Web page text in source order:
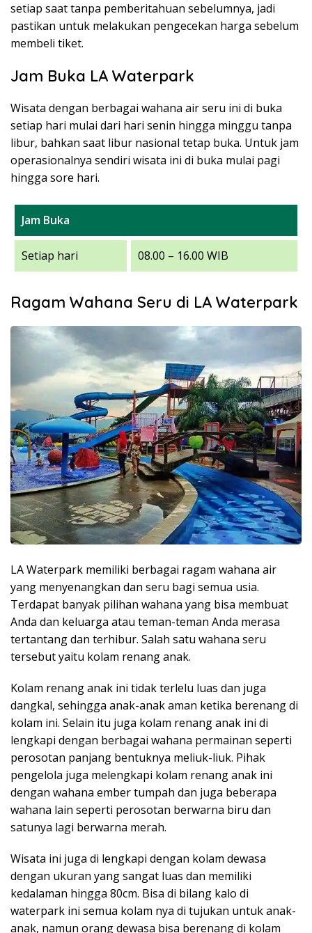
setiap saat tanpa pemberitahuan sebelumnya, jadi
pastikan untuk melakukan pengecekan harga sebelum
membeli tiket.
Jam Buka LA Waterpark
Wisata dengan berbagai wahana air seru ini di buka
setiap hari mulai dari hari senin hingga minggu tanpa
libur, bahkan saat libur nasional tetap buka. Untuk jam
operasionalnya sendiri wisata ini di buka mulai pagi
hingga sore hari.
Jam Buka
Setiap hari 08.00 – 16.00 WIB
Ragam Wahana Seru di LA Waterpark
LA Waterpark memiliki berbagai ragam wahana air
yang menyenangkan dan seru bagi semua usia.
Terdapat banyak pilihan wahana yang bisa membuat
Anda dan keluarga atau teman-teman Anda merasa
tertantang dan terhibur. Salah satu wahana seru
tersebut yaitu kolam renang anak.
Kolam renang anak ini tidak terlelu luas dan juga
dangkal, sehingga anak-anak aman ketika berenang di
kolam ini. Selain itu juga kolam renang anak ini di
lengkapi dengan berbagai wahana permainan seperti
perosotan panjang bentuknya meliuk-liuk. Pihak
pengelola juga melengkapi kolam renang anak ini
dengan wahana ember tumpah dan juga beberapa
wahana lain seperti perosotan berwarna biru dan
satunya lagi berwarna merah.
Wisata ini juga di lengkapi dengan kolam dewasa
dengan ukuran yang sangat luas dan memiliki
kedalaman hingga 80cm. Bisa di bilang kalo di
waterpark ini semua kolam nya di tujukan untuk anak-
anak, namun orang dewasa bisa berenang di kolam